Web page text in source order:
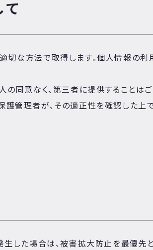
な方法で取得します。個人情報の利
同意なく、第三者に提供することは
理者が、その適正性を確認した上で
した場合は、被害拡大防止を最優先